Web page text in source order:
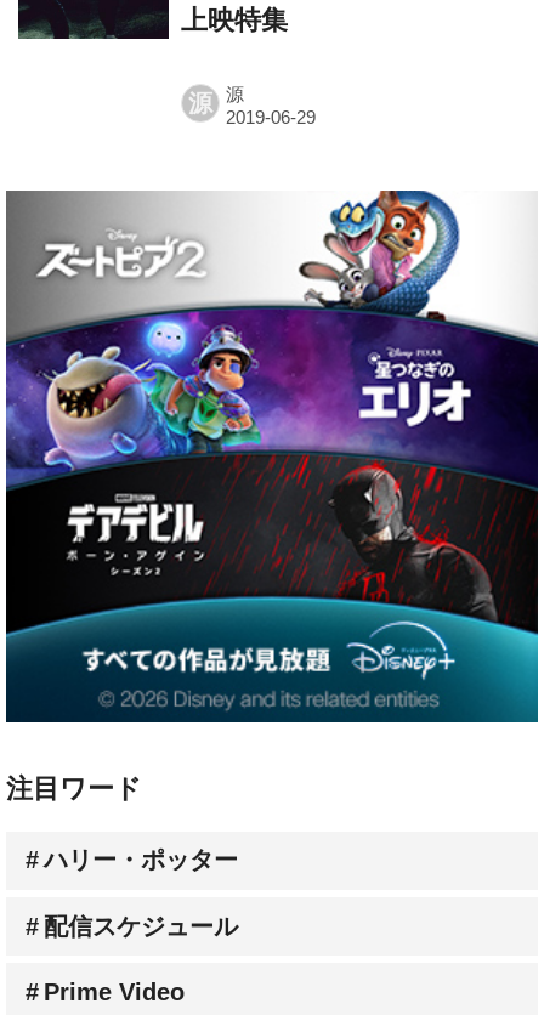
上映特集
源 源
注目ワード
ハリー・ポッター
配信スケジュール
Prime Video